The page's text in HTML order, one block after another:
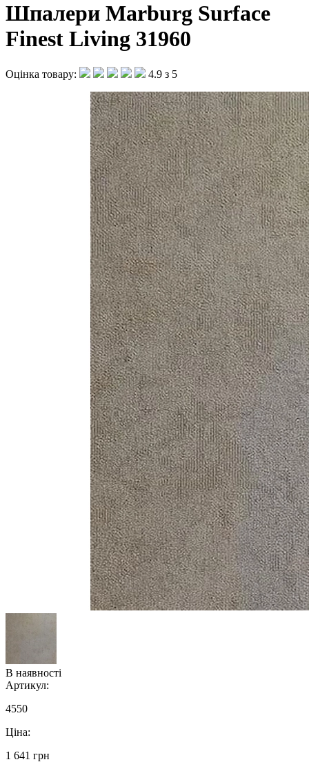
Шпалери Marburg Surface
Finest Living 31960
Оцінка товару: 4.9 з 5
В наявності
Артикул:
4550
Ціна:
1 641 грн